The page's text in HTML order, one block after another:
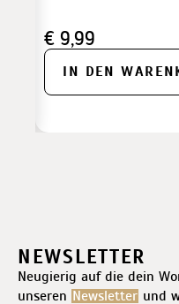
9,99
€
IN DEN
NEWSLETTER
Neugierig auf die dein
unseren
Newsletter und